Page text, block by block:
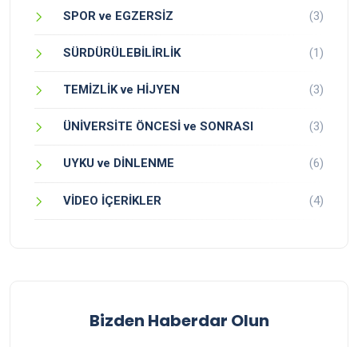
SPOR ve EGZERSİZ (3)
SÜRDÜRÜLEBİLİRLİK (1)
TEMİZLİK ve HİJYEN (3)
ÜNİVERSİTE ÖNCESİ ve SONRASI (3)
UYKU ve DİNLENME (6)
VİDEO İÇERİKLER (4)
Bizden Haberdar Olun